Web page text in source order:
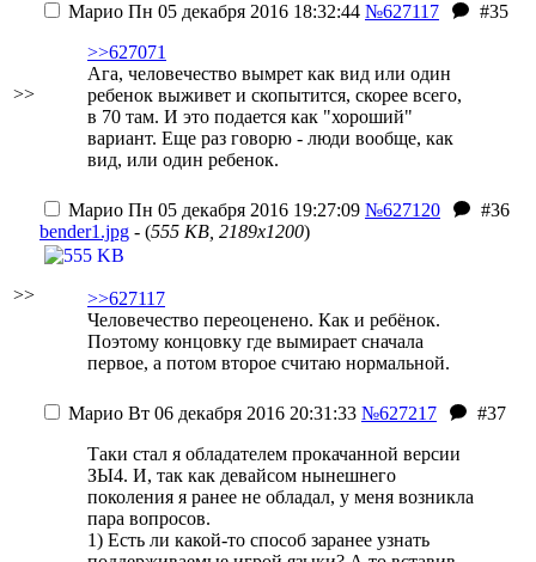
>>
Марио Пн 05 декабря 2016 18:32:44 №627117
#35
>>627071
Ага, человечество вымрет как вид или один
ребенок выживет и скопытится, скорее всего,
в 70 там. И это подается как "хороший"
вариант. Еще раз говорю - люди вообще, как
вид, или один ребенок.
>>
Марио Пн 05 декабря 2016 19:27:09 №627120
#36
bender1.jpg - (555 KB, 2189x1200)
>>627117
Человечество переоценено. Как и ребёнок.
Поэтому концовку где вымирает сначала
первое, а потом второе считаю нормальной.
Марио Вт 06 декабря 2016 20:31:33 №627217
#37
Таки стал я обладателем прокачанной версии
ЗЫ4. И, так как девайсом нынешнего
поколения я ранее не обладал, у меня возникла
пара вопросов.
1) Есть ли какой-то способ заранее узнать